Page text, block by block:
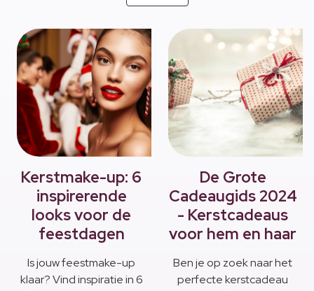
Kerstmake-up: 6
inspirerende
looks voor de
feestdagen
Is jouw feestmake-up
klaar? Vind inspiratie in 6
De Grote
Cadeaugids 2024
- Kerstcadeaus
voor hem en haar
Ben je op zoek naar het
perfecte kerstcadeau